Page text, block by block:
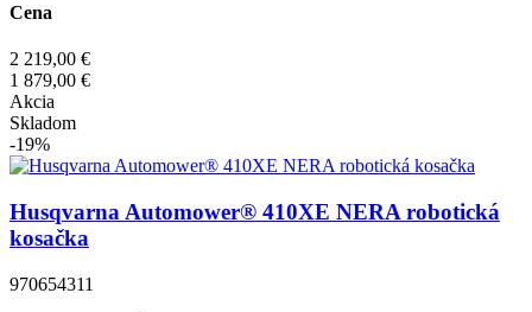
Cena
2 219,00 €
1 879,00 €
Akcia
Skladom
-19%
Husqvarna Automower® 410XE NERA robotická
kosačka
970654311